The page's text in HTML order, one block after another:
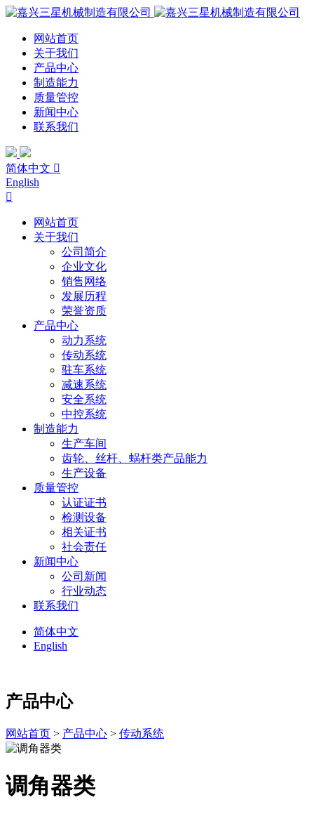
网站首页
关于我们
产品中心
制造能力
质量管控
新闻中心
联系我们
简体中文 
English

网站首页
关于我们
公司简介
企业文化
销售网络
发展历程
荣誉资质
产品中心
动力系统
传动系统
驻车系统
减速系统
安全系统
中控系统
制造能力
生产车间
齿轮、丝杆、蜗杆类产品能力
生产设备
质量管控
认证证书
检测设备
相关证书
社会责任
新闻中心
公司新闻
行业动态
联系我们
简体中文
English
产品中心
网站首页 > 产品中心 > 传动系统
调角器类